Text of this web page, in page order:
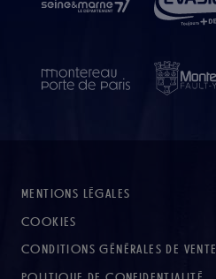
MENTIONS LÉGALES
COOKIES
CONDITIONS GÉNÉRALES DE VENTE